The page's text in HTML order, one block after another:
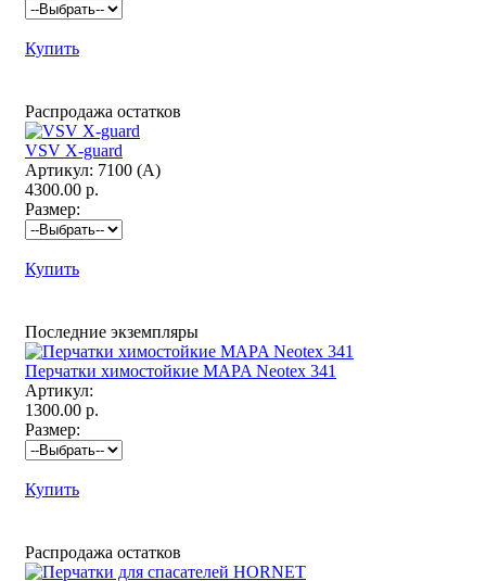
Купить
Распродажа остатков
VSV X-guard
Артикул: 7100 (А)
4300.00 р.
Размер:
Купить
Последние экземпляры
Перчатки химостойкие MAPA Neotex 341
Артикул:
1300.00 р.
Размер:
Купить
Распродажа остатков